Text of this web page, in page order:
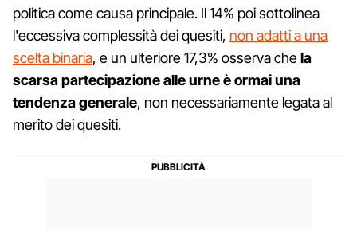
politica come causa principale. Il 14% poi sottolinea
l'eccessiva complessità dei quesiti, non adatti a una
scelta binaria, e un ulteriore 17,3% osserva chela
scarsa partecipazione alle urne è ormai una
tendenza generale, non necessariamente legata al
merito dei quesiti.